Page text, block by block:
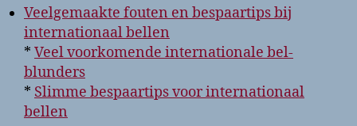
Veelgemaakte fouten en bespaartips bij
internationaal bellen
* Veel voorkomende internationale bel-
blunders
* Slimme bespaartips voor internationaal
bellen